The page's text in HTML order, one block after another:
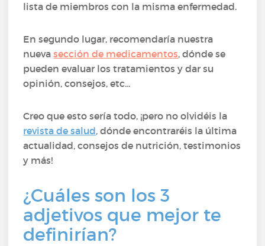
lista de miembros con la misma enfermedad.
En segundo lugar, recomendaría nuestra
nuevasección de medicamentos, dónde se
pueden evaluar los tratamientos y dar su
opinión, consejos, etc...
Creo que esto sería todo, ¡pero no olvidéis la
revista de salud, dónde encontraréis la última
actualidad, consejos de nutrición, testimonios
y más!
¿Cuáles son los 3
adjetivos que mejor te
definirían?